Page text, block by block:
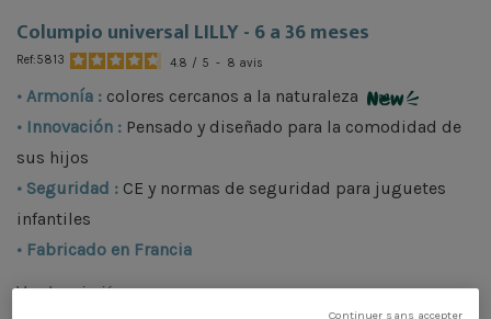
Columpio universal LILLY - 6 a 36 meses
Ref:5813 4.8 / 5 - 8 avis
• Armonía : colores cercanos a la naturaleza
• Innovación : Pensado y diseñado para la comodidad de
sus hijos
• Seguridad : CE y normas de seguridad para juguetes
infantiles
• Fabricado en Francia
Ver descripción
Continuer sans accepter